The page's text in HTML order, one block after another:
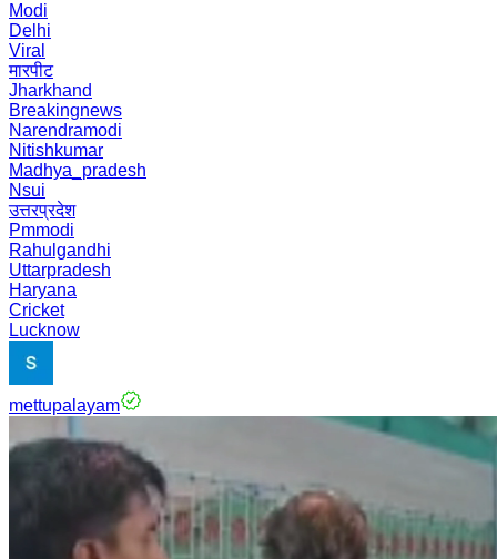
Modi
Delhi
Viral
मारपीट
Jharkhand
Breakingnews
Narendramodi
Nitishkumar
Madhya_pradesh
Nsui
उत्तरप्रदेश
Pmmodi
Rahulgandhi
Uttarpradesh
Haryana
Cricket
Lucknow
mettupalayam